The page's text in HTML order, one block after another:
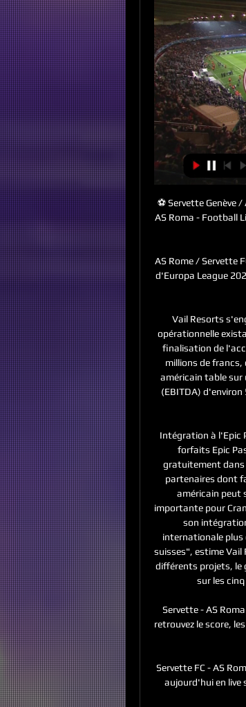
⚽ Servette Genève
AS Roma - Football
AS Rome / Servette
d'Europa League
Vail Resorts
opérationnelle
finalisation de
millions de
américain table
(EBITDA)
Intégration à l'Epic
forfaits Epic
gratuitement dans
partenaires dont
américain peut
importante pour
son
internationale plus
suisses", estime Vail
différents projets, le
sur les
Servette - AS
retrouvez le score,
Servette FC - AS
aujourd'hui en live